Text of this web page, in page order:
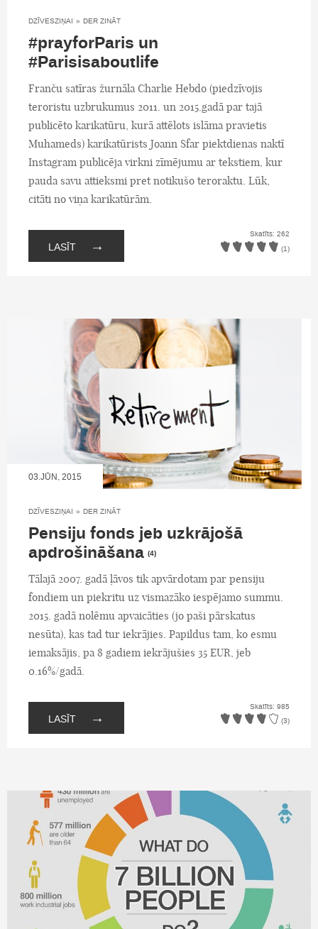
DZĪVESZIŅAI » DER ZINĀT
#prayforParis un
#Parisisaboutlife
Franču satīras žurnāla Charlie Hebdo (piedzīvojis
teroristu uzbrukumus 2011. un 2015.gadā par tajā
publicēto karikatūru, kurā attēlots islāma pravietis
Muhameds) karikatūrists Joann Sfar piektdienas naktī
Instagram publicēja virkni zīmējumu ar tekstiem, kur
pauda savu attieksmi pret notikušo teroraktu. Lūk,
citāti no viņa karikatūrām.
LASĪT →
Skatīts: 262
(1)
03.JŪN, 2015
DZĪVESZIŅAI » DER ZINĀT
Pensiju fonds jeb uzkrājošā
apdrošināšana (4)
Tālajā 2007. gadā ļāvos tik apvārdotam par pensiju
fondiem un piekritu uz vismazāko iespējamo summu.
2015. gadā nolēmu apvaicāties (jo paši pārskatus
nesūta), kas tad tur iekrājies. Papildus tam, ko esmu
iemaksājis, pa 8 gadiem iekrājušies 35 EUR, jeb
0.16%/gadā.
LASĪT →
Skatīts: 985
(3)